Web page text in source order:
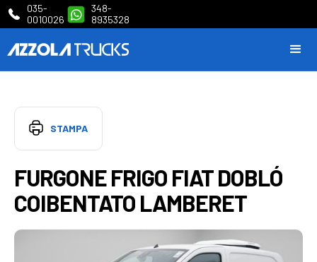
035-
0010026
348-
8935328
FURGONE FRIGO FIAT DOBLÓ
COIBENTATO LAMBERET
STAMPA